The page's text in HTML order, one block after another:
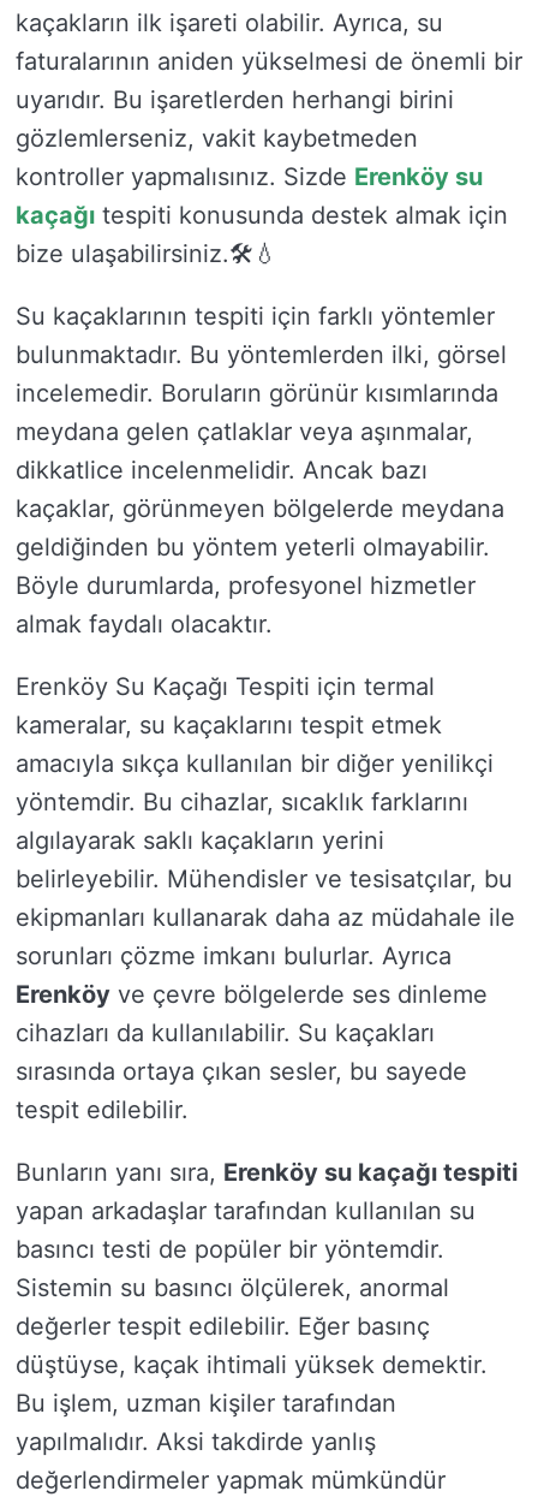
kaçakların ilk işareti olabilir. Ayrıca, su
faturalarının aniden yükselmesi de önemli bir
uyarıdır. Bu işaretlerden herhangi birini
gözlemlerseniz, vakit kaybetmeden
kontroller yapmalısınız. Sizde Erenköy su
kaçağı tespiti konusunda destek almak için
bize ulaşabilirsiniz.🛠️💧
Su kaçaklarının tespiti için farklı yöntemler
bulunmaktadır. Bu yöntemlerden ilki, görsel
incelemedir. Boruların görünür kısımlarında
meydana gelen çatlaklar veya aşınmalar,
dikkatlice incelenmelidir. Ancak bazı
kaçaklar, görünmeyen bölgelerde meydana
geldiğinden bu yöntem yeterli olmayabilir.
Böyle durumlarda, profesyonel hizmetler
almak faydalı olacaktır.
Erenköy Su Kaçağı Tespiti için termal
kameralar, su kaçaklarını tespit etmek
amacıyla sıkça kullanılan bir diğer yenilikçi
yöntemdir. Bu cihazlar, sıcaklık farklarını
algılayarak saklı kaçakların yerini
belirleyebilir. Mühendisler ve tesisatçılar, bu
ekipmanları kullanarak daha az müdahale ile
sorunları çözme imkanı bulurlar. Ayrıca
Erenköy ve çevre bölgelerde ses dinleme
cihazları da kullanılabilir. Su kaçakları
sırasında ortaya çıkan sesler, bu sayede
tespit edilebilir.
Bunların yanı sıra, Erenköy su kaçağı tespiti
yapan arkadaşlar tarafından kullanılan su
basıncı testi de popüler bir yöntemdir.
Sistemin su basıncı ölçülerek, anormal
değerler tespit edilebilir. Eğer basınç
düştüyse, kaçak ihtimali yüksek demektir.
Bu işlem, uzman kişiler tarafından
yapılmalıdır. Aksi takdirde yanlış
değerlendirmeler yapmak mümkündür